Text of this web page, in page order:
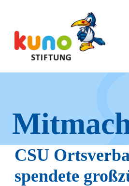
content
und
CSU
spendete